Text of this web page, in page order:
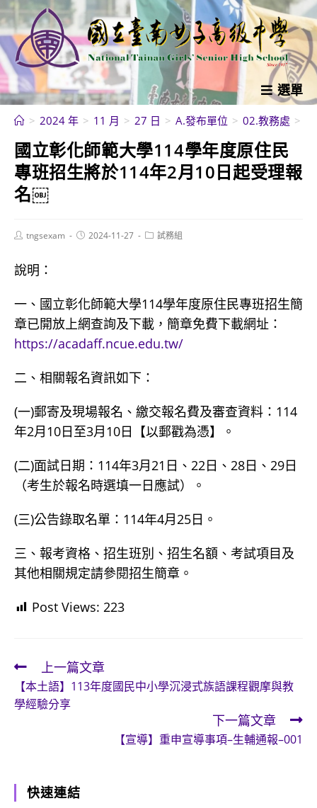
跳
轉
至
主
要
內
選單
> 2024 年 > 11 月 > 27 日 > A.發布單位 > 02.教務處 >
國立彰化師範大學114學年度原住民
專班招生將於114年2月10日起受理報
名￼
Posttngsexam
Post2024-11-27
Post試務組
說明：
一、國立彰化師範大學114學年度原住民專班招生簡
章已開放上網查詢及下載，簡章免費下載網址：
https://acadaff.ncue.edu.tw/
二、相關報名資訊如下：
(一)郵寄及現場報名、繳交報名費及審查資料：114
年2月10日至3月10日【以郵戳為憑】。
(二)面試日期：114年3月21日、22日、28日、29日
（考生於報名時選填一日應試）。
(三)公告錄取名單：114年4月25日。
三、報考資格、招生班別、招生名額、考試項目及
其他相關規定請參閱招生簡章。
Post Views: 223
Read
more
articles
上一篇文章
【本土語】113年度國民中小學沉浸式族語課程觀摩與教
學經驗分享
下一篇文章
【宣導】重申宣導事項–生輔通報–001
快速連結